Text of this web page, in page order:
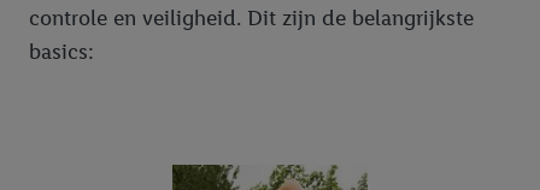
controle en veiligheid. Dit zijn de belangrijkste
basics: